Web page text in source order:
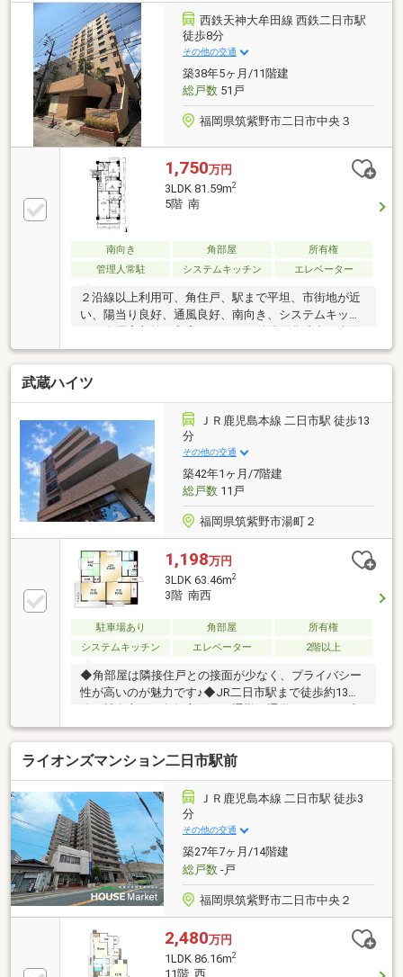
西鉄天神大牟田線 西鉄二日市駅
徒歩8分
その他の交通
築38年5ヶ月/11階建
総戸数51戸
福岡県筑紫野市二日市中央３
1,750万円
3LDK 81.59m2
5階 南
南向き 角部屋
所有権
管理人常駐
システムキッチン エレベーター
２沿線以上利用可、角住戸、駅まで平坦、市街地が近
い、陽当り良好、通風良好、南向き、システムキッチ
バルコニー、温水洗浄便座、眺望良好、全居室６畳以
上、平坦地、エレベーター、駐輪場、整備された歩道
武蔵ハイツ
ＪＲ鹿児島本線 二日市駅 徒歩13
分
その他の交通
築42年1ヶ月/7階建
総戸数11戸
福岡県筑紫野市湯町２
1,198万円
3LDK 63.46m2
3階 南西
駐車場あり 角部屋
所有権
システムキッチン
エレベーター 2階以上
◆角部屋は隣接住戸との接面が少なく、プライバシー
性が高いのが魅力です♪◆JR二日市駅まで徒歩約13
好です♪◆周辺は「二日市温泉」エリアで気軽に温泉
を楽しめます♪◆スーパーやドラッグストア、コンビ
ニ、ホームセンターなど日常生活に必要な施設が近隣
に揃っています♪◆天拝山や公園など自然に触れられ
るスポットも身近にあり人気のエリアです♪
ライオンズマンション二日市駅前
ＪＲ鹿児島本線 二日市駅 徒歩3
分
その他の交通
築27年7ヶ月/14階建
総戸数-戸
福岡県筑紫野市二日市中央２
2,480万円
1LDK 86.16m2
11階 西